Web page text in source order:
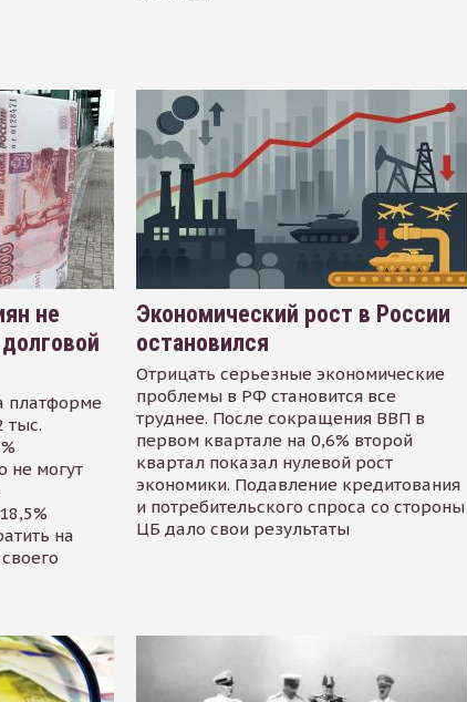
не
платформе
тыс.
не могут
на
Экономический рост в России
остановился
Отрицать серьезные экономические
проблемы в РФ становится все
труднее. После сокращения ВВП в
первом квартале на 0,6% второй
квартал показал нулевой рост
экономики. Подавление кредитования
и потребительского спроса со стороны
ЦБ дало свои результаты